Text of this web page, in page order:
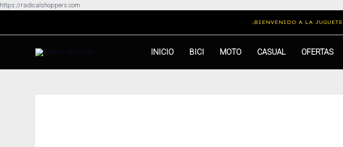
https://radicalshoppers.com
¡BIENVENIDO A LA
INICIO BICI MOTO CASUAL OFERTAS